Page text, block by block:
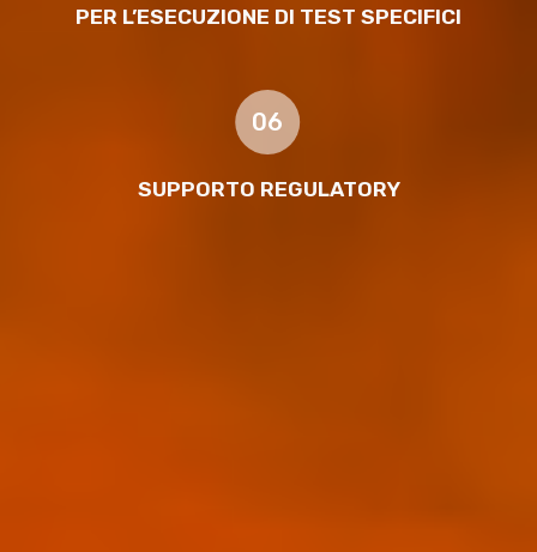
PER L’ESECUZIONE DI TEST SPECIFICI
06
SUPPORTO REGULATORY